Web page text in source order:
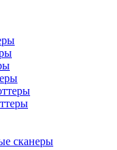
сканеры